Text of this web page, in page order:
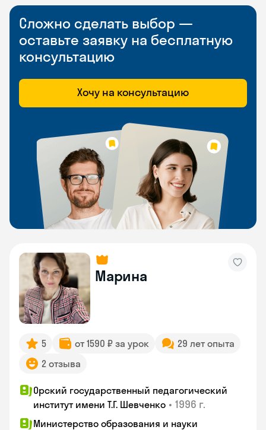
Сложно сделать выбор —
оставьте заявку на бесплатную
консультацию
Хочу на консультацию
Марина
5 от 1590 ₽ за урок
29 лет опыта
2 отзыва
Орский государственный педагогический
институт имени Т.Г. Шевченко • 1996 г.
Министерство образования и науки